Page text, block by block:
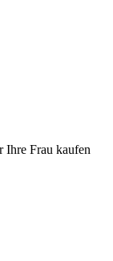
Frau kaufen